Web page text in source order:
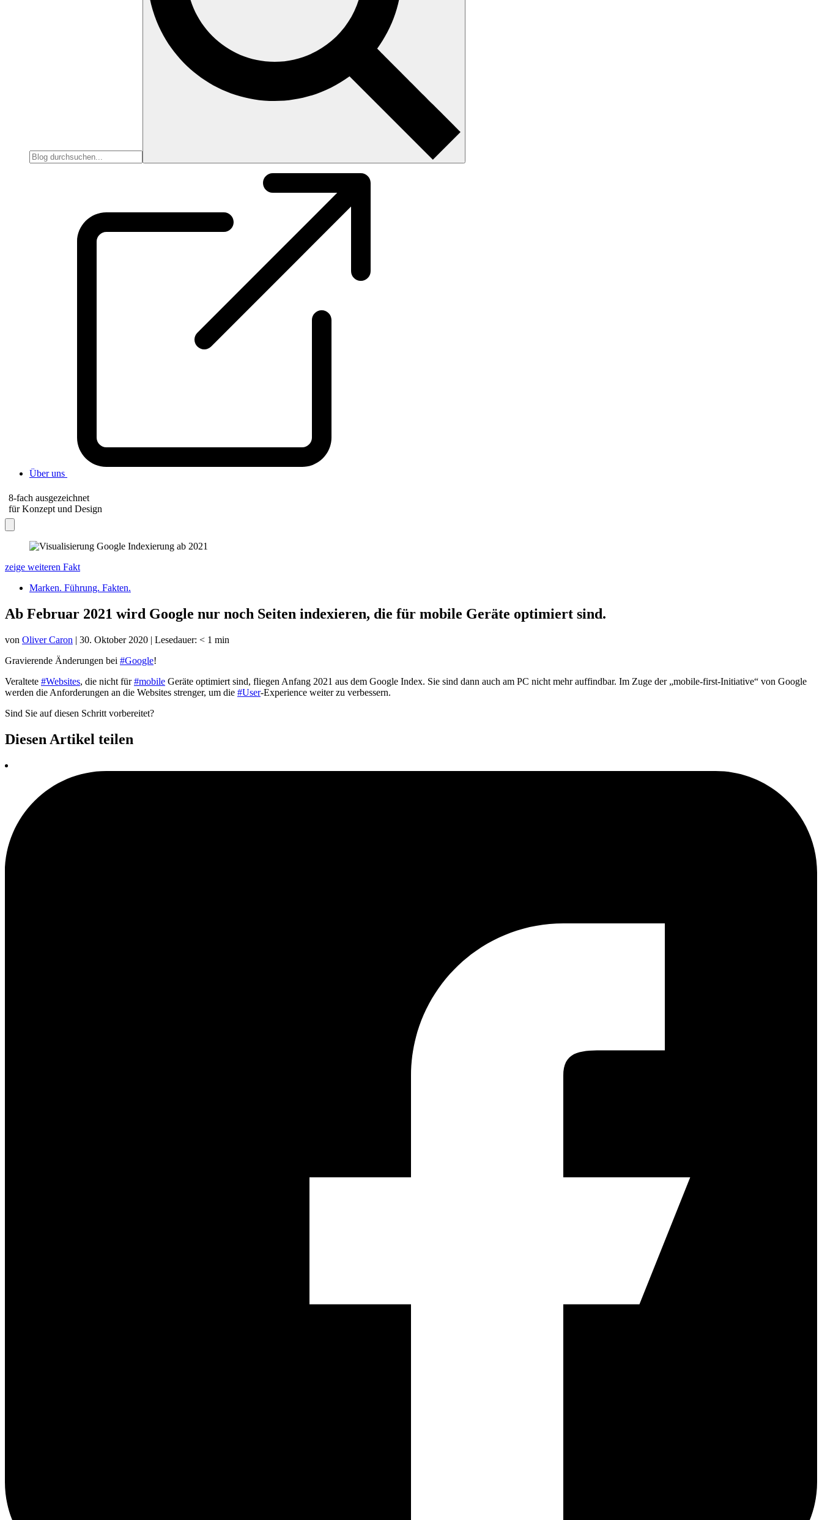
Über uns
8-fach ausgezeichnet
für Konzept und Design
zeige weiteren Fakt
Marken. Führung. Fakten.
Ab Februar 2021 wird Google nur noch Seiten indexieren, die für mobile Geräte optimiert sind.
von Oliver Caron | 30. Oktober 2020 | Lesedauer: < 1 min
Gravierende Änderungen bei #Google!
Veraltete #Websites, die nicht für#mobile Geräte optimiert sind, fliegen Anfang 2021 aus dem Google Index. Sie sind dann auch am PC nicht mehr auffindbar. Im Zuge der „mobile-first-Initiative“ von Google
werden die Anforderungen an die Websites strenger, um die #User-Experience weiter zu verbessern.
Sind Sie auf diesen Schritt vorbereitet?
Diesen Artikel teilen